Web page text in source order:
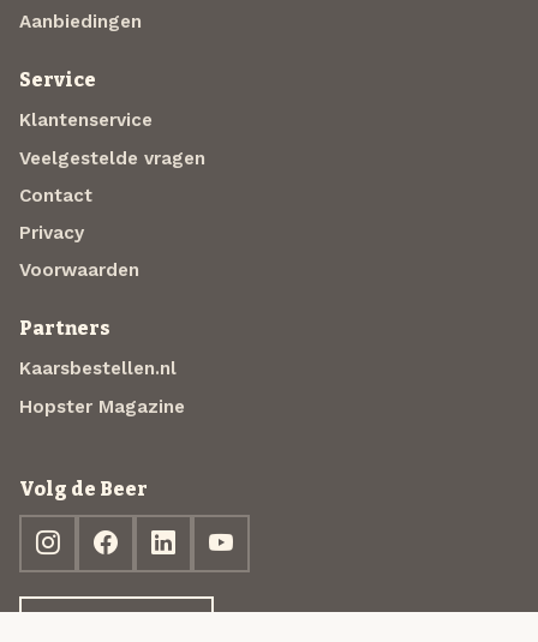
Aanbiedingen
Service
Klantenservice
Veelgestelde vragen
Contact
Privacy
Voorwaarden
Partners
Kaarsbestellen.nl
Hopster Magazine
Volg de Beer